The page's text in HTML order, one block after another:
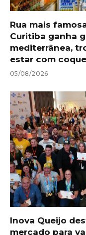
Rua mais
Curitiba ganha
mediterrânea,
estar com
05/08/2026
Inova Queijo
mercado para